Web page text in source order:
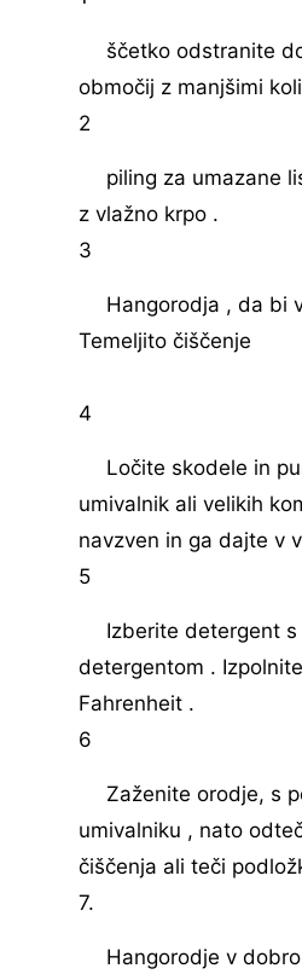
ščetko odstranite
območij z manjšimi
2
piling za umazane
z vlažno krpo .
3
Hangorodja , da bi
Temeljito čiščenje
4
Ločite skodele in
umivalnik ali velikih
navzven in ga dajte v
5
Izberite detergent
detergentom .
Fahrenheit .
6
Zaženite orodje, s
umivalniku , nato
čiščenja ali teči
7.
Hangorodje v